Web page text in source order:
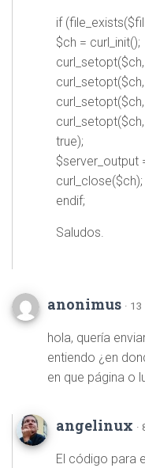
if
$ch = curl_init();
curl_setopt($ch,
curl_setopt($ch,
curl_setopt($ch,
curl_setopt($ch,
true);
$server_output
curl_close($ch);
endif;
Saludos.
anonimus ·
hola, quería
entiendo ¿en
en que página o
angelinux ·
El código para